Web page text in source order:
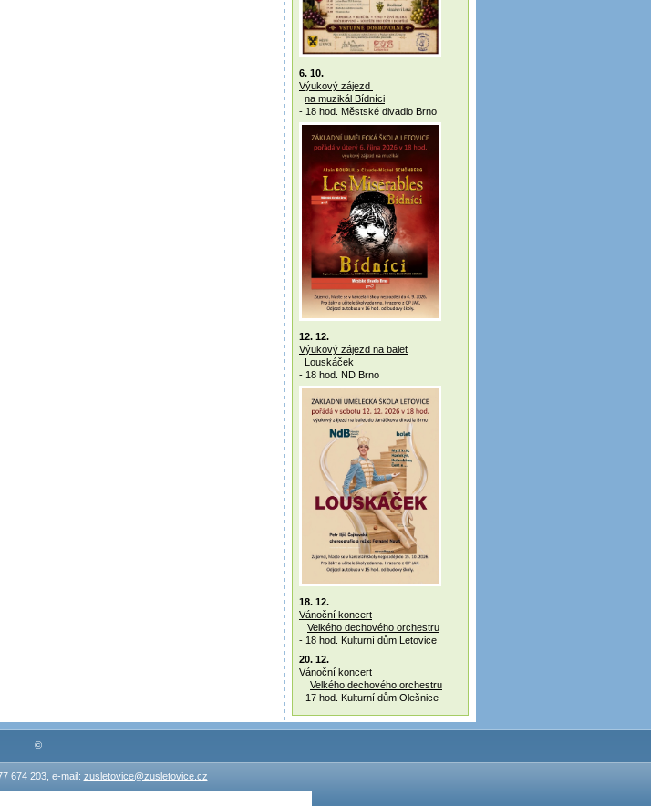
6. 10.
Výukový zájezd
na muzikál Bídníci
- 18 hod. Městské divadlo Brno
12. 12.
Výukový zájezd na balet
Louskáček
- 18 hod. ND Brno
18. 12.
Vánoční koncert
Velkého dechového orchestru
- 18 hod. Kulturní dům Letovice
20. 12.
Vánoční koncert
Velkého dechového orchestru
- 17 hod. Kulturní dům Olešnice
©
674 203, e-mail: zusletovice@zusletovice.cz